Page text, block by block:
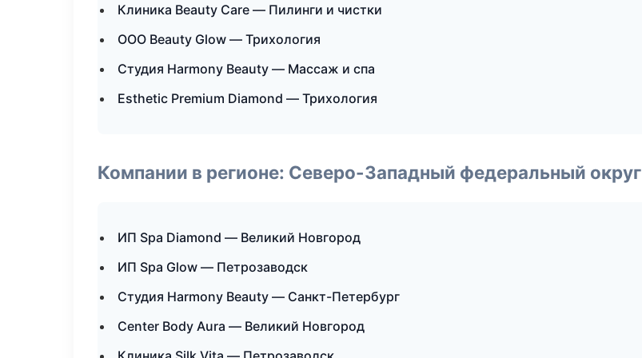
Клиника Beauty Care — Пилинги и чистки
ООО Beauty Glow — Трихология
Студия Harmony Beauty — Массаж и спа
Esthetic Premium Diamond — Трихология
Компании в регионе: Северо-Западный федеральный округ
ИП Spa Diamond — Великий Новгород
ИП Spa Glow — Петрозаводск
Студия Harmony Beauty — Санкт-Петербург
Center Body Aura — Великий Новгород